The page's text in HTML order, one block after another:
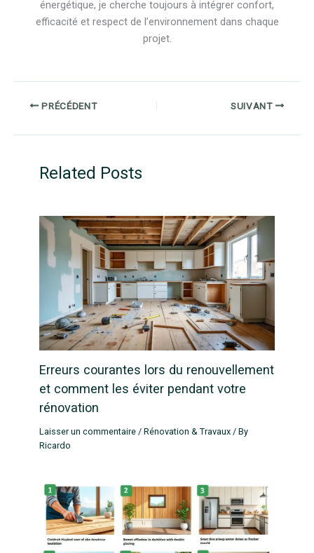
énergétique, je cherche toujours à intégrer confort,
efficacité et respect de l’environnement dans chaque
projet.
PRÉCÉDENT SUIVANT
Related Posts
Erreurs courantes lors du renouvellement
et comment les éviter pendant votre
rénovation
Laisser un commentaire /Rénovation & Travaux / By
Ricardo